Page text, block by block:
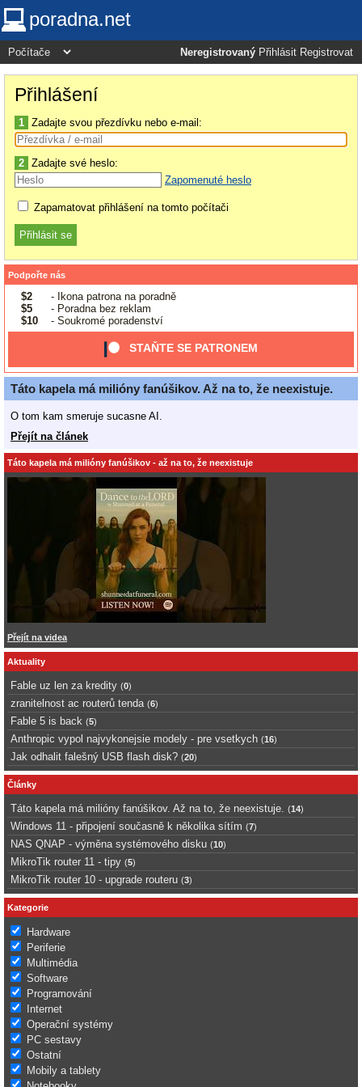
poradna.net
Neregistrovaný Přihlásit Registrovat
Přihlášení
1 Zadajte svou přezdívku nebo e-mail:
2 Zadajte své heslo:
Zapomenuté heslo
Zapamatovat přihlášení na tomto počítači
Podpořte nás
$2
- Ikona patrona na poradně
$5
- Poradna bez reklam
$10
- Soukromé poradenství
STAŇTE SE PATRONEM
Táto kapela má milióny fanúšikov. Až na to, že neexistuje.
O tom kam smeruje sucasne AI.
Přejít na článek
Táto kapela má milióny fanúšikov - až na to, že neexistuje
Přejít na videa
Aktuality
Fable uz len za kredity (0)
zranitelnost ac routerů tenda (6)
Fable 5 is back (5)
Anthropic vypol najvykonejsie modely - pre vsetkych (16)
Jak odhalit falešný USB flash disk? (20)
Články
Táto kapela má milióny fanúšikov. Až na to, že neexistuje. (14)
Windows 11 - připojení současně k několika sítím (7)
NAS QNAP - výměna systémového disku (10)
MikroTik router 11 - tipy (5)
MikroTik router 10 - upgrade routeru (3)
Kategorie
Hardware
Periferie
Multimédia
Software
Programování
Internet
Operační systémy
PC sestavy
Ostatní
Mobily a tablety